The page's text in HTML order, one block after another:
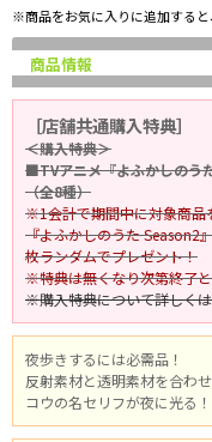
※商品をお気に入りに追加すると
商品情報
［店舗共通購入特典］
＜購入特典＞
■TVアニメ『よふかしのう
（全8種）
※1会計で期間中に対象商品
『よふかしのうた Season2
枚ランダムでプレゼント！
※特典は無くなり次第終了
※購入特典について詳しく
夜歩きするには必需品！
反射素材と透明素材を合わ
コウの名セリフが夜に光る！